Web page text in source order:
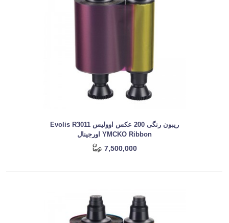
ریبون رنگی 200 عکس اوولیس Evolis R3011
YMCKO Ribbon اورجینال
7,500,000